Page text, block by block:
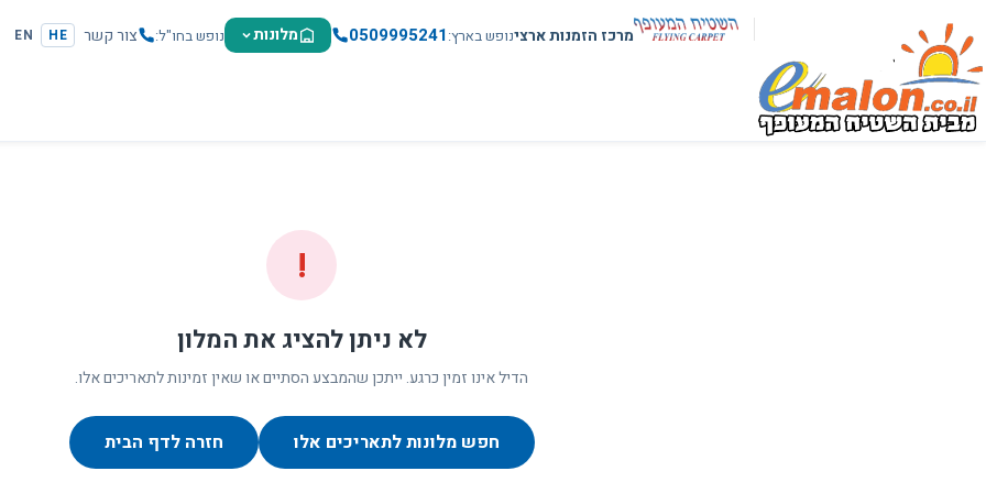
מרכז הזמנות ארצינופש בארץ 0509995241 מלונות נופש בחו"ל צור קשר HE
EN
!
לא ניתן להציג את המלון
הדיל אינו זמין כרגע. ייתכן שהמבצע הסתיים או שאין זמינות לתאריכים אלו.
חפש מלונות לתאריכים אלו חזרה לדף הבית